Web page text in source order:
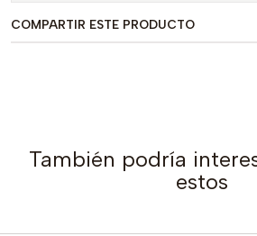
COMPARTIR ESTE PRODUCTO
También podría
estos